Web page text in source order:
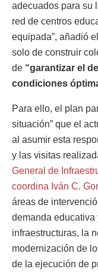
adecuados para su
red de centros
equipada”, añadió
solo de construir
de “garantizar el
condiciones
Para ello, el plan
situación” que el
al asumir esta
y las visitas
General de
coordina Iván C.
áreas de
demanda
infraestructuras, la
modernización de
de la ejecución de